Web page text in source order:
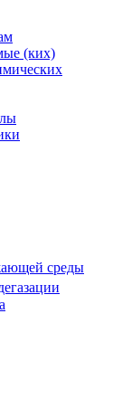
(ких)
среды